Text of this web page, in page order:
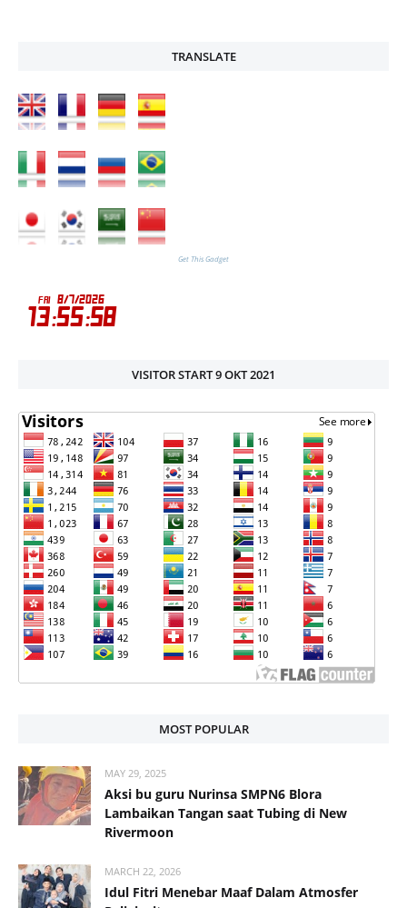
TRANSLATE
Get This Gadget
VISITOR START 9 OKT 2021
MOST POPULAR
MAY 29, 2025
Aksi bu guru Nurinsa SMPN6 Blora
Lambaikan Tangan saat Tubing di New
Rivermoon
MARCH 22, 2026
Idul Fitri Menebar Maaf Dalam Atmosfer